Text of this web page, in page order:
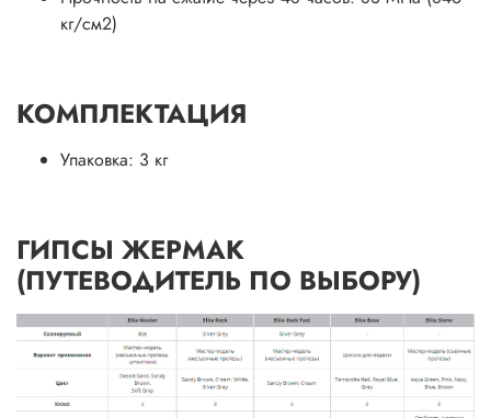
кг/см2)
КОМПЛЕКТАЦИЯ
Упаковка: 3 кг
ГИПСЫ ЖЕРМАК
(ПУТЕВОДИТЕЛЬ ПО ВЫБОРУ)